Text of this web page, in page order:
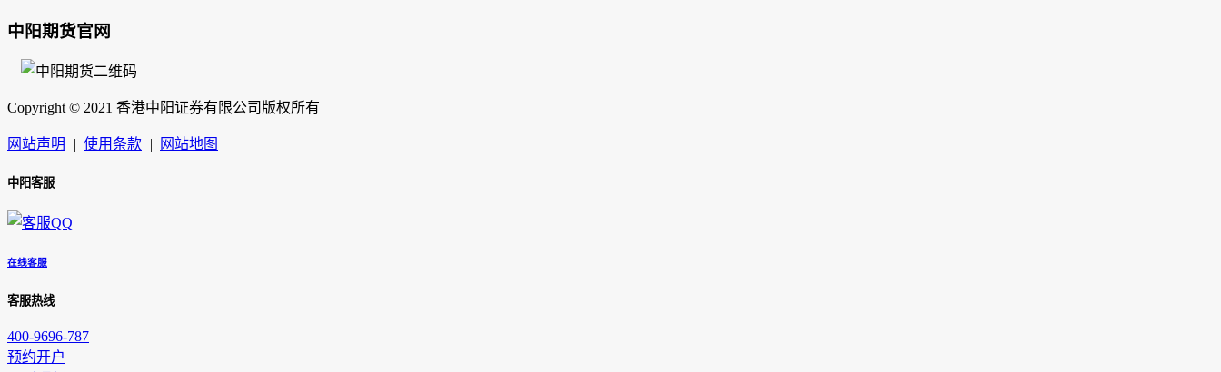
中阳期货官网
Copyright © 2021 香港中阳证券有限公司版权所有
网站声明 | 使用条款 | 网站地图
中阳客服
在线客服
客服热线
400-9696-787
预约开户